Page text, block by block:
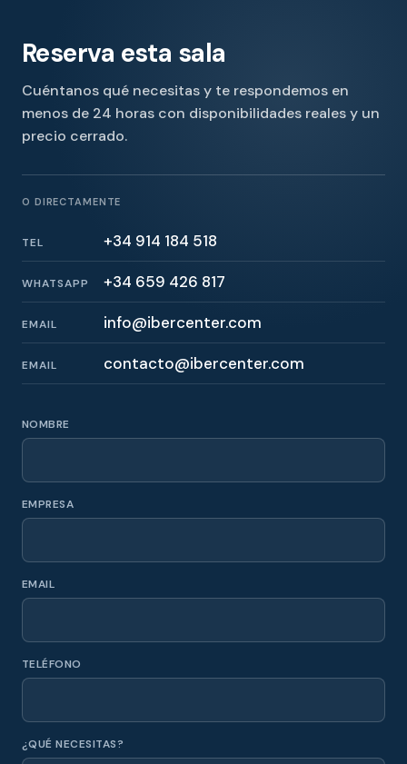
Reserva esta sala
Cuéntanos qué necesitas y te respondemos en
menos de 24 horas con disponibilidades reales y un
precio cerrado.
O DIRECTAMENTE
TEL +34 914 184 518
WHATSAPP +34 659 426 817
EMAIL info@ibercenter.com
EMAIL contacto@ibercenter.com
NOMBRE
EMPRESA
EMAIL
TELÉFONO
¿QUÉ NECESITAS?